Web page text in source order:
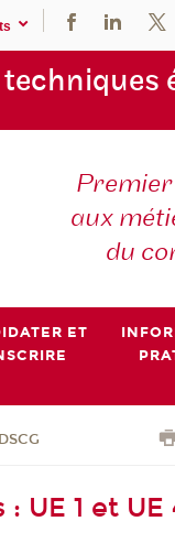
techniques
aux
du
ET
UE 1 et UE